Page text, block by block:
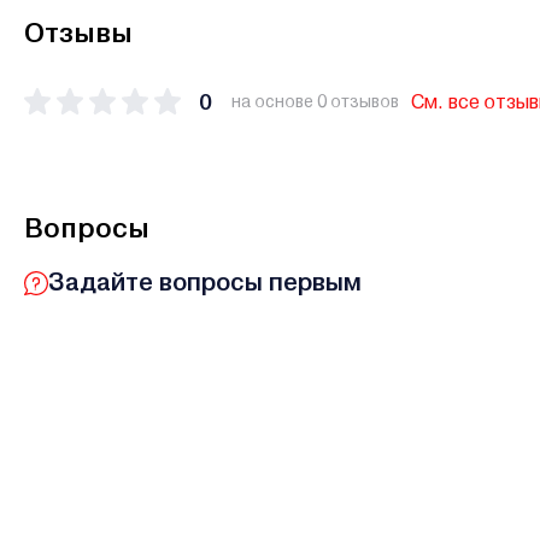
Отзывы
0 на основе 0 отзывов См. все
Вопросы
Задайте вопросы первым